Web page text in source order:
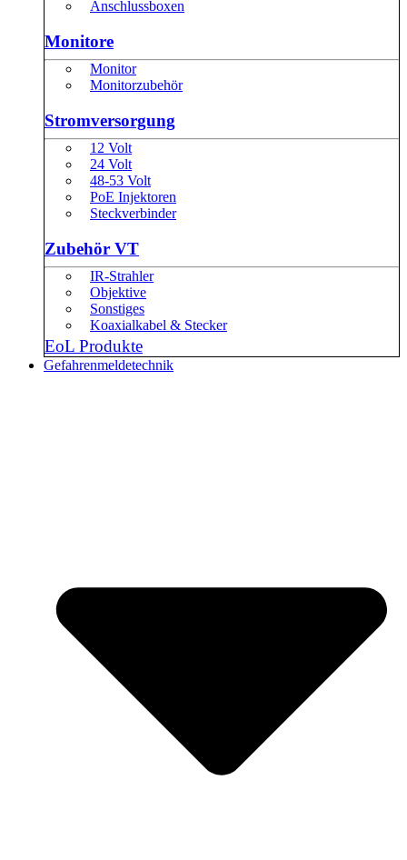
Anschlussboxen
Monitore
Monitor
Monitorzubehör
Stromversorgung
12 Volt
24 Volt
48-53 Volt
PoE Injektoren
Steckverbinder
Zubehör VT
IR-Strahler
Objektive
Sonstiges
Koaxialkabel & Stecker
EoL Produkte
Gefahrenmeldetechnik